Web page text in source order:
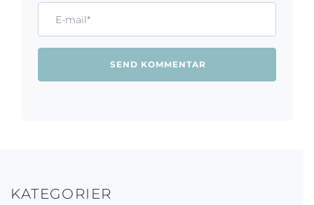
KATEGORIER